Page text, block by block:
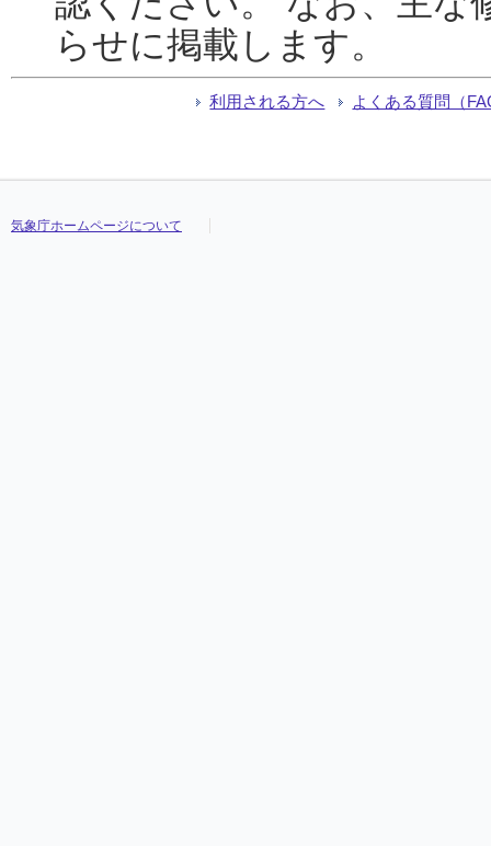
らせに掲載します。
利用される方へ よくある質問（
気象庁ホームページについて